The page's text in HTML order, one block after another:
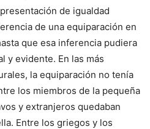
de igualdad
de una equiparación en
que esa inferencia pudiera
y evidente. En las más
la equiparación no tenía
los miembros de la pequeña
y extranjeros quedaban
Entre los griegos y los